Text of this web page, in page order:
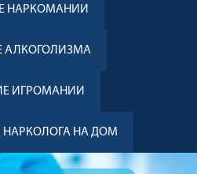
НАРКОМАНИИ
АЛКОГОЛИЗМА
ИГРОМАНИИ
НАРКОЛОГА НА ДОМ